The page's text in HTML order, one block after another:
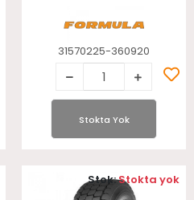
Lastiği
31570225-360920
Stokta Yok
Stok:Stokta yok